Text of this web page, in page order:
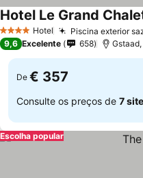
4 EstrelasHotel Piscina exterior
Hotel Le Grand
9,6 Excelente 658
De € 357
Consulte os preços de 7
Escolha popular